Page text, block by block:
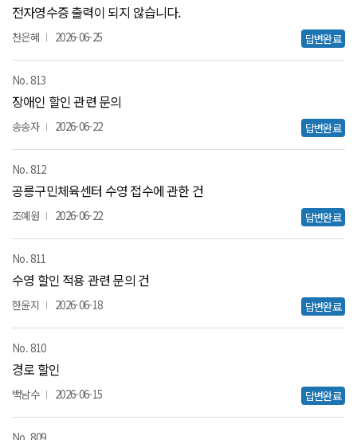
전자영수증 출력이 되지 않습니다.
천은혜 답변완료
2026-06-25
813
장애인 할인 관련 문의
송송자 답변완료
2026-06-22
812
공릉구민체육센터 수영 접수에 관한 건
조예원 답변완료
2026-06-22
811
수영 할인 적용 관련 문의 건
한윤지 답변완료
2026-06-18
810
경로 할인
백남수 답변완료
2026-06-15